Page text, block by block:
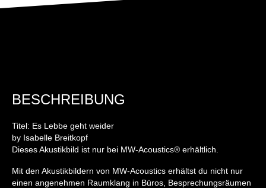
BESCHREIBUNG
Titel: Es Lebbe geht weider
by Isabelle Breitkopf
Dieses Akustikbild ist nur bei MW-Acoustics® erhältlich.
Mit den Akustikbildern von MW-Acoustics erhältst du nicht nur
einen angenehmen Raumklang in Büros, Besprechungsräumen